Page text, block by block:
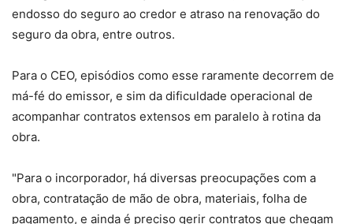
endosso do seguro ao credor e atraso na renovação do
seguro da obra, entre outros.
Para o CEO, episódios como esse raramente decorrem de
má-fé do emissor, e sim da dificuldade operacional de
acompanhar contratos extensos em paralelo à rotina da
obra.
"Para o incorporador, há diversas preocupações com a
obra, contratação de mão de obra, materiais, folha de
pagamento, e ainda é preciso gerir contratos que chegam